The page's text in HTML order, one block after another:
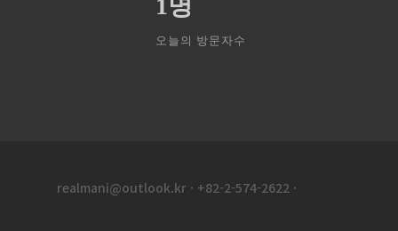
오늘의 방문자수
realmani@outlook.kr · +82-2-574-2622 ·